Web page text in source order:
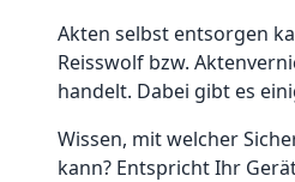
Akten selbst entsorgen
Reisswolf bzw.
handelt. Dabei gibt es
Wissen, mit welcher
kann? Entspricht Ihr